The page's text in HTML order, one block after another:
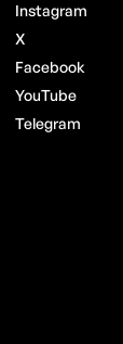
Instagram
X
Facebook
YouTube
Telegram